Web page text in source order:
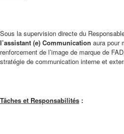
Sous la supervision directe du
l’assistant (e) Communication aura pour
renforcement de l’image de marque de
stratégie de communication interne et
Tâches et Responsabilités :